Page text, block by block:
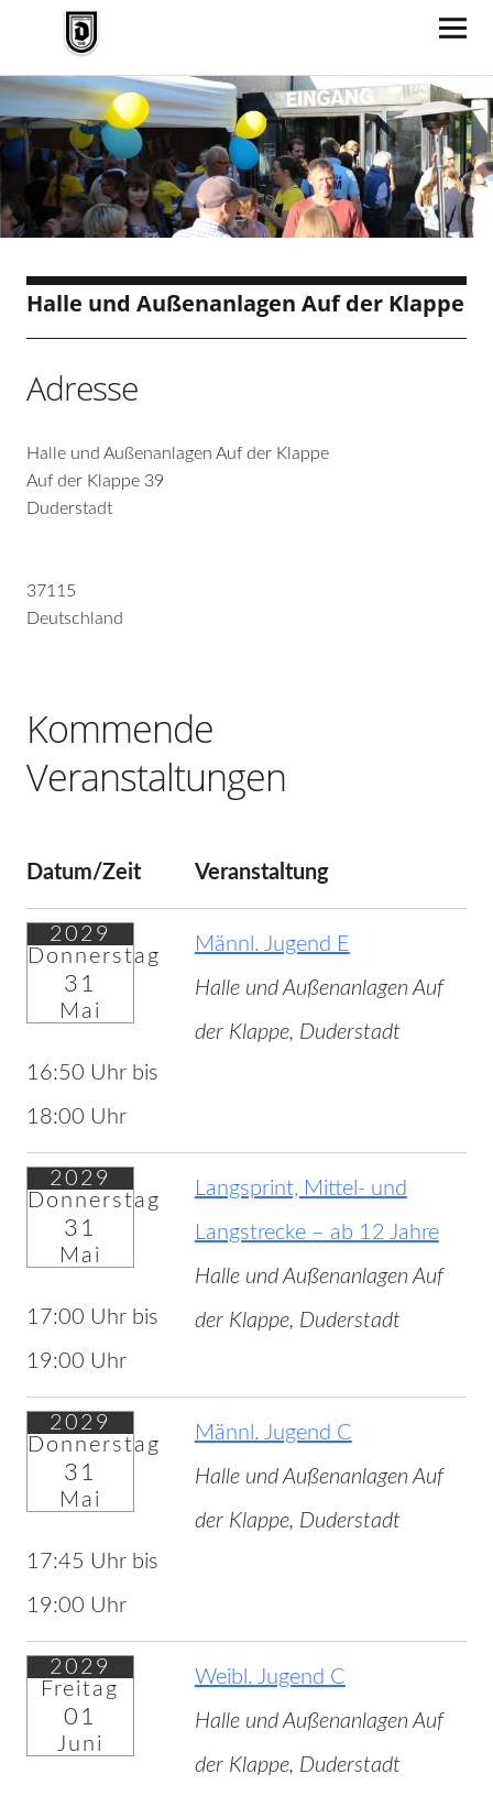
TV Jahn Duderstadt
Halle und Außenanlagen Auf der Klappe
Adresse
Halle und Außenanlagen Auf der Klappe
Auf der Klappe 39
Duderstadt
37115
Deutschland
Kommende
Veranstaltungen
Datum/Zeit Veranstaltung
2029
Donnerstag
31
Mai
16:50 Uhr bis
18:00 Uhr
Männl. Jugend E
Halle und Außenanlagen Auf
der Klappe, Duderstadt
2029
Donnerstag
31
Mai
17:00 Uhr bis
19:00 Uhr
Langsprint, Mittel- und
Langstrecke – ab 12 Jahre
Halle und Außenanlagen Auf
der Klappe, Duderstadt
2029
Donnerstag
31
Mai
17:45 Uhr bis
19:00 Uhr
Männl. Jugend C
Halle und Außenanlagen Auf
der Klappe, Duderstadt
2029
Freitag
01
Juni
Weibl. Jugend C
Halle und Außenanlagen Auf
der Klappe, Duderstadt